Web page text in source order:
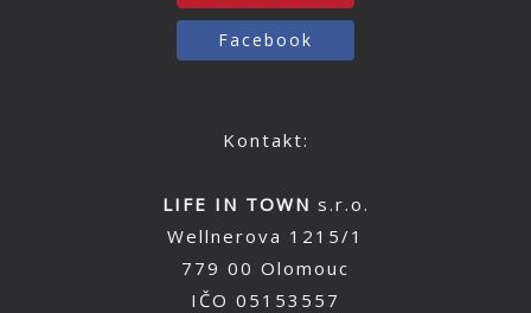
Facebook
Kontakt:
LIFE IN TOWN s.r.o.
Wellnerova 1215/1
779 00 Olomouc
IČO 05153557